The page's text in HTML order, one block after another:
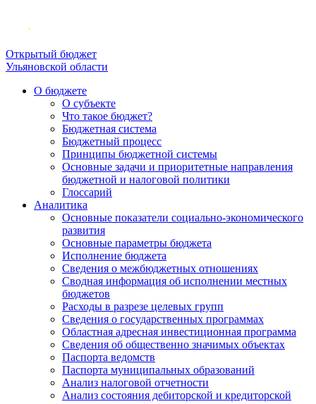
Открытый бюджет
Ульяновской области
О бюджете
О субъекте
Что такое бюджет?
Бюджетная система
Бюджетный процесс
Принципы бюджетной системы
Основные задачи и приоритетные направления
бюджетной и налоговой политики
Глоссарий
Аналитика
Основные показатели социально-экономического
развития
Основные параметры бюджета
Исполнение бюджета
Сведения о межбюджетных отношениях
Сводная информация об исполнении местных
бюджетов
Расходы в разрезе целевых групп
Сведения о государственных программах
Областная адресная инвестиционная программа
Сведения об общественно значимых объектах
Паспорта ведомств
Паспорта муниципальных образований
Анализ налоговой отчетности
Анализ состояния дебиторской и кредиторской